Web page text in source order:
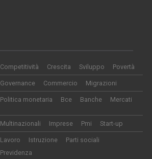
Competitività Crescita Sviluppo Povertà
Governance Commercio Migrazioni
Politica monetaria Bce Banche Mercati
Multinazionali Imprese Pmi Start-up
Lavoro Istruzione
Parti sociali
Previdenza